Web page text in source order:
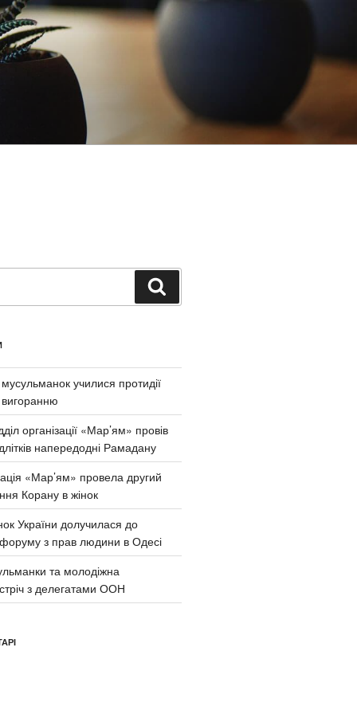
мусульманок училися протидії
організації «Мар’ям» провів
напередодні Рамадану
«Мар’ям» провела другий
Корану в жінок
України долучилася до
форуму з прав людини в Одесі
та молодіжна
з делегатами ООН